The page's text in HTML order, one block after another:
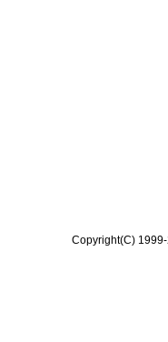
Copyright(C)